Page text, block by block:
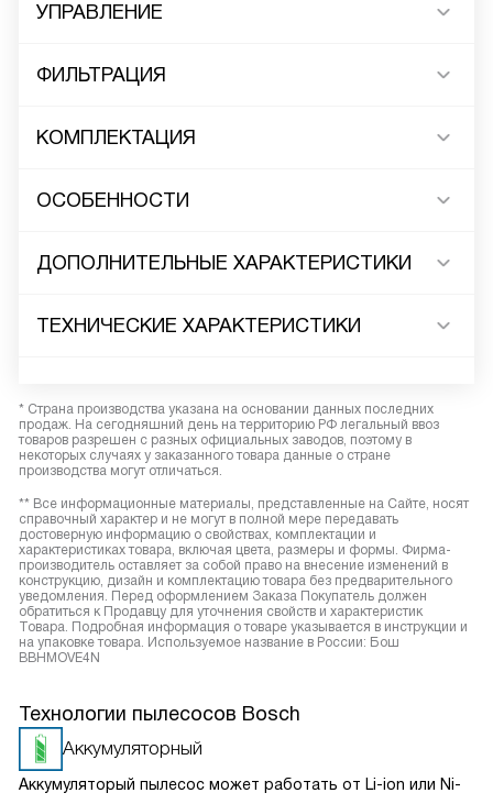
УПРАВЛЕНИЕ
ФИЛЬТРАЦИЯ
КОМПЛЕКТАЦИЯ
ОСОБЕННОСТИ
ДОПОЛНИТЕЛЬНЫЕ ХАРАКТЕРИСТИКИ
ТЕХНИЧЕСКИЕ ХАРАКТЕРИСТИКИ
* Страна производства указана на основании данных последних
продаж. На сегодняшний день на территорию РФ легальный ввоз
товаров разрешен с разных официальных заводов, поэтому в
некоторых случаях у заказанного товара данные о стране
производства могут отличаться.
** Все информационные материалы, представленные на Сайте, носят
справочный характер и не могут в полной мере передавать
достоверную информацию о свойствах, комплектации и
характеристиках товара, включая цвета, размеры и формы. Фирма-
производитель оставляет за собой право на внесение изменений в
конструкцию, дизайн и комплектацию товара без предварительного
уведомления. Перед оформлением Заказа Покупатель должен
обратиться к Продавцу для уточнения свойств и характеристик
Товара. Подробная информация о товаре указывается в инструкции и
на упаковке товара. Используемое название в России: Бош
BBHMOVE4N
Технологии пылесосов Bosch
Аккумуляторный
Аккумуляторый пылесос может работать от Li-ion или Ni-